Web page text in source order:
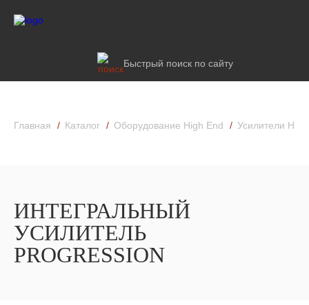
Быстрый поиск по сайту
Главная Каталог Оборудование High End Усилители
ИНТЕГРАЛЬНЫЙ
УСИЛИТЕЛЬ
PROGRESSION